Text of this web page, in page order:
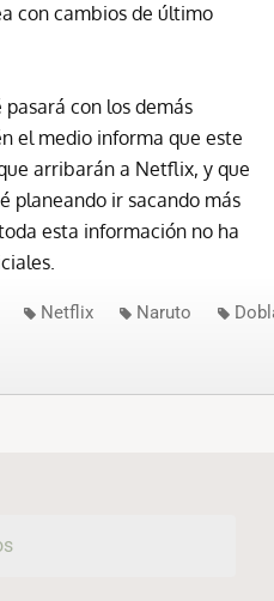
con cambios de último
con los demás
el medio informa que este
arribarán a Netflix, y que
planeando ir sacando más
esta información no ha
Netflix Naruto